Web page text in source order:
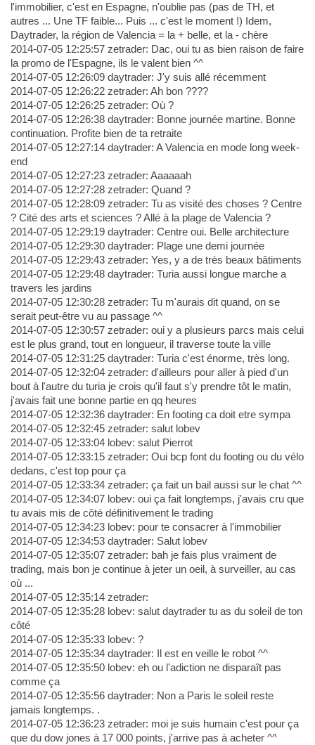
l'immobilier, c'est en Espagne, n'oublie pas (pas de TH, et
autres ... Une TF faible... Puis ... c'est le moment !) Idem,
Daytrader, la région de Valencia = la + belle, et la - chère
2014-07-05 12:25:57 zetrader: Dac, oui tu as bien raison de faire
la promo de l'Espagne, ils le valent bien ^^
2014-07-05 12:26:09 daytrader: J'y suis allé récemment
2014-07-05 12:26:22 zetrader: Ah bon ????
2014-07-05 12:26:25 zetrader: Où ?
2014-07-05 12:26:38 daytrader: Bonne journée martine. Bonne
continuation. Profite bien de ta retraite
2014-07-05 12:27:14 daytrader: A Valencia en mode long week-
end
2014-07-05 12:27:23 zetrader: Aaaaaah
2014-07-05 12:27:28 zetrader: Quand ?
2014-07-05 12:28:09 zetrader: Tu as visité des choses ? Centre
? Cité des arts et sciences ? Allé à la plage de Valencia ?
2014-07-05 12:29:19 daytrader: Centre oui. Belle architecture
2014-07-05 12:29:30 daytrader: Plage une demi journée
2014-07-05 12:29:43 zetrader: Yes, y a de très beaux bâtiments
2014-07-05 12:29:48 daytrader: Turia aussi longue marche a
travers les jardins
2014-07-05 12:30:28 zetrader: Tu m'aurais dit quand, on se
serait peut-être vu au passage ^^
2014-07-05 12:30:57 zetrader: oui y a plusieurs parcs mais celui
est le plus grand, tout en longueur, il traverse toute la ville
2014-07-05 12:31:25 daytrader: Turia c'est énorme, très long.
2014-07-05 12:32:04 zetrader: d'ailleurs pour aller à pied d'un
bout à l'autre du turia je crois qu'il faut s'y prendre tôt le matin,
j'avais fait une bonne partie en qq heures
2014-07-05 12:32:36 daytrader: En footing ca doit etre sympa
2014-07-05 12:32:45 zetrader: salut lobev
2014-07-05 12:33:04 lobev: salut Pierrot
2014-07-05 12:33:15 zetrader: Oui bcp font du footing ou du vélo
dedans, c'est top pour ça
2014-07-05 12:33:34 zetrader: ça fait un bail aussi sur le chat ^^
2014-07-05 12:34:07 lobev: oui ça fait longtemps, j'avais cru que
tu avais mis de côté définitivement le trading
2014-07-05 12:34:23 lobev: pour te consacrer à l'immobilier
2014-07-05 12:34:53 daytrader: Salut lobev
2014-07-05 12:35:07 zetrader: bah je fais plus vraiment de
trading, mais bon je continue à jeter un oeil, à surveiller, au cas
où ...
2014-07-05 12:35:14 zetrader:
2014-07-05 12:35:28 lobev: salut daytrader tu as du soleil de ton
côté
2014-07-05 12:35:33 lobev: ?
2014-07-05 12:35:34 daytrader: Il est en veille le robot ^^
2014-07-05 12:35:50 lobev: eh ou l'adiction ne disparaît pas
comme ça
2014-07-05 12:35:56 daytrader: Non a Paris le soleil reste
jamais longtemps. .
2014-07-05 12:36:23 zetrader: moi je suis humain c'est pour ça
que du dow jones à 17 000 points, j'arrive pas à acheter ^^